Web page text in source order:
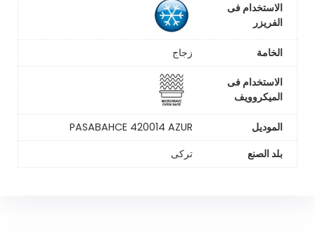
الاستخدام فى
الفريزر
الخامة زجاج
الاستخدام فى
الميكروويف
الموديل
PASABAHCE 420014 AZUR
بلد الصنع
تركى